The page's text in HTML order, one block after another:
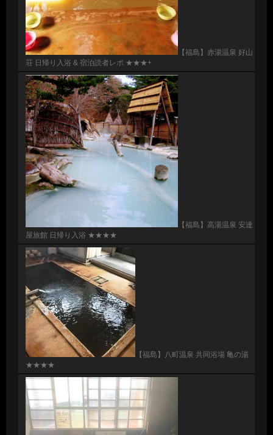
【福島】赤湯温泉 好山
荘 日帰り入浴 & 宿泊読者レポ ★★★+
【福島】高湯温泉 安達
屋旅館 日帰り入浴 ★★★★
【福島】八町温泉 共同浴場 亀の湯
★★★★